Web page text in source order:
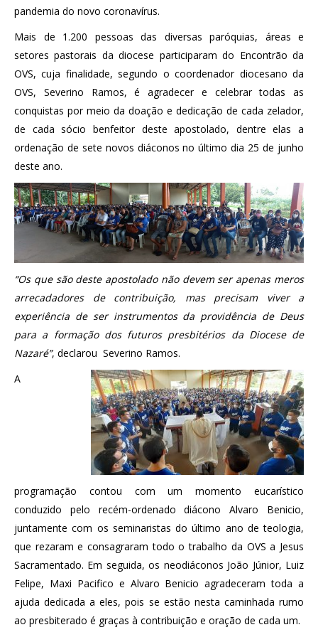
pandemia do novo coronavírus.
Mais de 1.200 pessoas das diversas paróquias, áreas e
setores pastorais da diocese participaram do Encontrão da
OVS, cuja finalidade, segundo o coordenador diocesano da
OVS, Severino Ramos, é agradecer e celebrar todas as
conquistas por meio da doação e dedicação de cada zelador,
de cada sócio benfeitor deste apostolado, dentre elas a
ordenação de sete novos diáconos no último dia 25 de junho
deste ano.
“Os que são deste apostolado não devem ser apenas meros
arrecadadores de contribuição, mas precisam viver a
experiência de ser instrumentos da providência de Deus
para a formação dos futuros presbitérios da Diocese de
Nazaré”, declarou Severino Ramos.
A
programação contou com um momento eucarístico
conduzido pelo recém-ordenado diácono Alvaro Benicio,
juntamente com os seminaristas do último ano de teologia,
que rezaram e consagraram todo o trabalho da OVS a Jesus
Sacramentado. Em seguida, os neodiáconos João Júnior, Luiz
Felipe, Maxi Pacifico e Alvaro Benicio agradeceram toda a
ajuda dedicada a eles, pois se estão nesta caminhada rumo
ao presbiterado é graças à contribuição e oração de cada um.